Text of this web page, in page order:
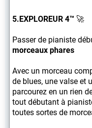
5.EXPLOREUR 4™ 🚀
Passer de pianiste
morceaux phares
Avec un morceau
de blues, une valse et
parcourez en un rien
tout débutant à
toutes sortes de